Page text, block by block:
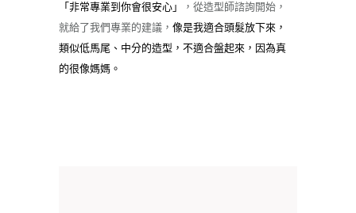
「非常專業到你會很安心」
，從造型師諮詢開始，
就給了我們專業的建議， 像是我適合頭髮放下來，
類似低馬尾、中分的造型，不適合盤起來，因為真
的很像媽媽。